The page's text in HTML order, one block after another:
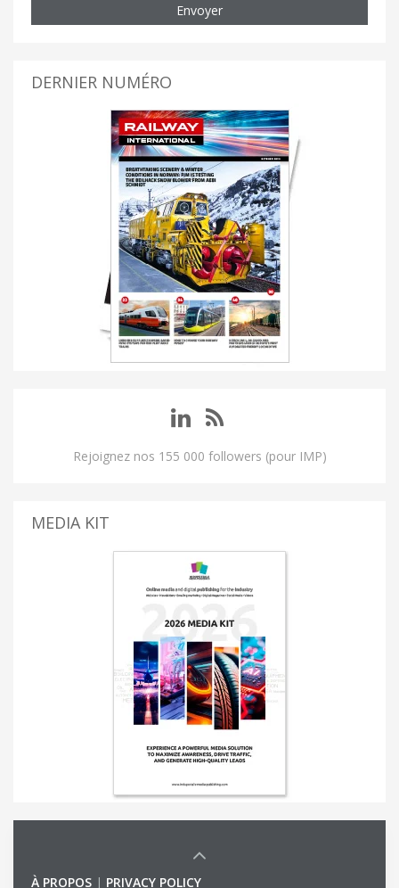
Envoyer
DERNIER NUMÉRO
Rejoignez nos 155 000 followers (pour IMP)
MEDIA KIT
À PROPOS | PRIVACY POLICY